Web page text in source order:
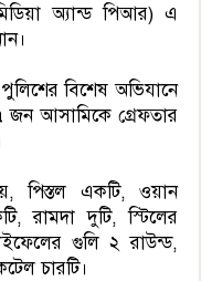
অ্যান্ড পিআর) এ
বিশেষ অভিযানে
জন আসামিকে গ্রেফতার
পিস্তল একটি, ওয়ান
রামদা দুটি, স্টিলের
গুলি ২ রাউন্ড,
চারটি।